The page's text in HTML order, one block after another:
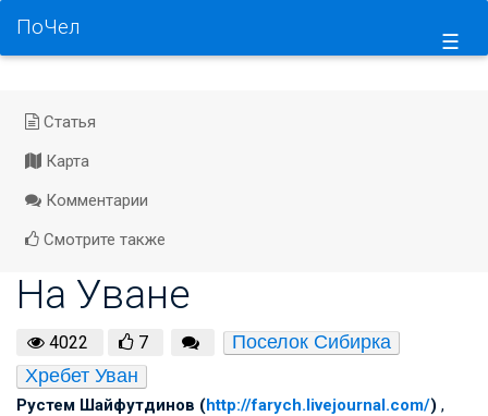
☰
ПоЧел
Статья
Карта
Комментарии
Смотрите также
На Уване
4022 7
Поселок Сибирка
Хребет Уван
Рустем Шайфутдинов (http://farych.livejournal.com/) ,